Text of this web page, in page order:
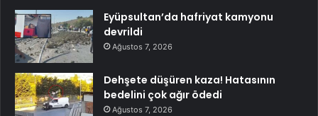
Eyüpsultan’da hafriyat kamyonu
devrildi
Ağustos 7, 2026
Dehşete düşüren kaza! Hatasının
bedelini çok ağır ödedi
Ağustos 7, 2026